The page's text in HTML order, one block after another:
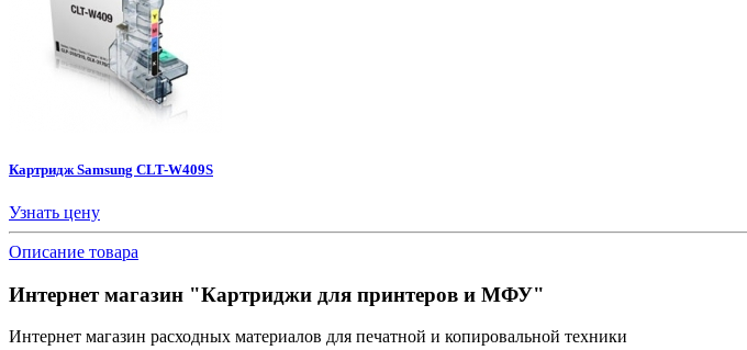
Картридж Samsung CLT-W409S
Узнать цену
Описание товара
Интернет магазин "Картриджи для принтеров и МФУ"
Интернет магазин расходных материалов для печатной и копировальной техники